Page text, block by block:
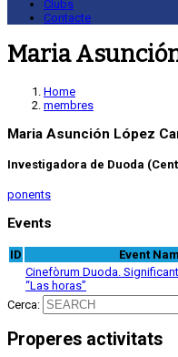
Clubs
Contacte
Maria
Home
membres
Maria Asunción López
Investigadora de Duoda
ponents
Events
ID Event
Cinefòrum Duoda.
“Las horas”
Cerca:
Properes activitats